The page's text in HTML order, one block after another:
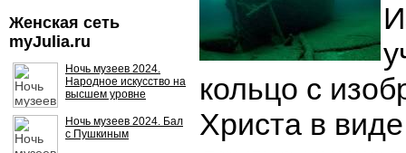
Женская сеть
myJulia.ru
Ночь музеев 2024.
Народное искусство на
высшем уровне
Ночь музеев 2024. Бал
с Пушкиным
кольцо с
Христа в